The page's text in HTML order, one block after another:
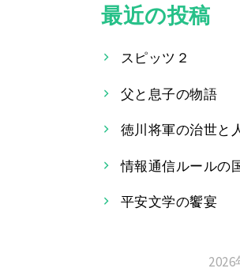
最近の投稿
スピッツ２
父と息子の物語
徳川将軍の治世と
情報通信ルールの
平安文学の饗宴
2026